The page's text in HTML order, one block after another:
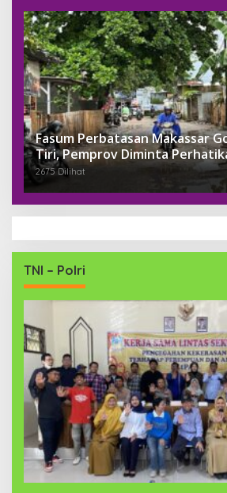
Fasum Perbatasan Makassar
Tiri, Pemprov Diminta
2675 Dilihat
TNI – Polri